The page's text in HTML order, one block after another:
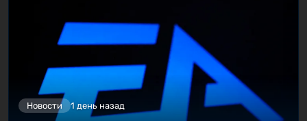
Новости 1 день назад